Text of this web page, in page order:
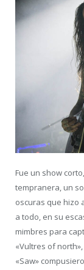
Fue un show
tempranera, un
oscuras que hizo
a todo, en su
mimbres para
«Vultres of
«Saw»